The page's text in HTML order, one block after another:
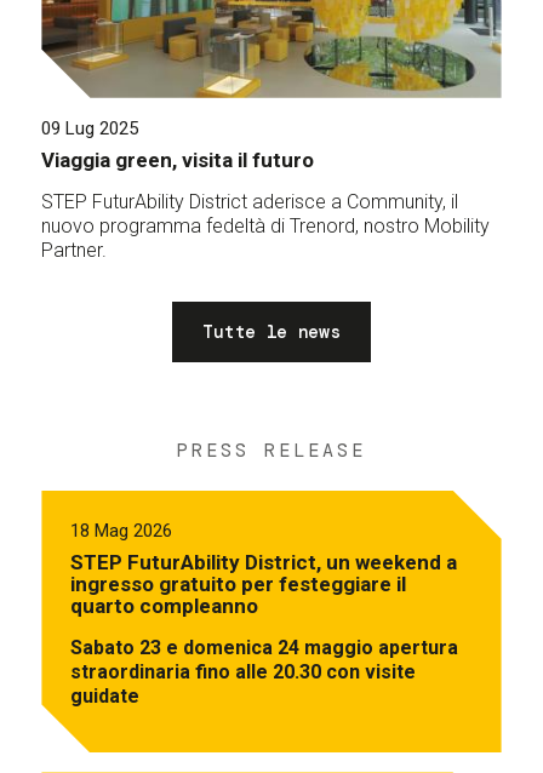
09 Lug 2025
Viaggia green, visita il futuro
STEP FuturAbility District aderisce a Community, il
nuovo programma fedeltà di Trenord, nostro Mobility
Partner.
Tutte le news
PRESS RELEASE
18 Mag 2026
STEP FuturAbility District, un weekend a
ingresso gratuito per festeggiare il
quarto compleanno
Sabato 23 e domenica 24 maggio apertura
straordinaria fino alle 20.30 con visite
guidate